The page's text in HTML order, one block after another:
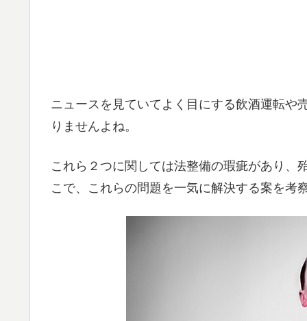
ニュースを見ていてよく目にする飲酒運転や
りませんよね。
これら２つに関しては法整備の瑕疵があり、
こで、これらの問題を一気に解決する案を考